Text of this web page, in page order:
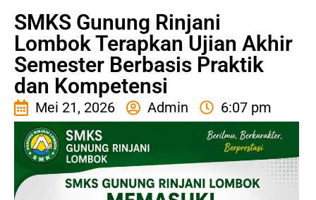
SMKS Gunung Rinjani
Lombok Terapkan Ujian Akhir
Semester Berbasis Praktik
dan Kompetensi
Mei 21, 2026 Admin 6:07 pm